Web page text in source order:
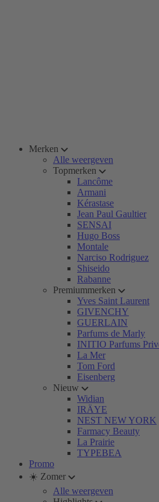
Merken
Alle weergeven
Topmerken
Lancôme
Armani
Kérastase
Jean Paul Gaultier
SENSAI
Hugo Boss
Montale
Narciso Rodriguez
Shiseido
Rabanne
Premiummerken
Yves Saint Laurent
GIVENCHY
GUERLAIN
Parfums de Marly
INITIO Parfums
La Mer
Tom Ford
Eisenberg
Nieuw
Widian
IRÄYE
NEST NEW YORK
Farmacy Beauty
La Prairie
TYPEBEA
Promo
☀️ Zomer
Alle weergeven